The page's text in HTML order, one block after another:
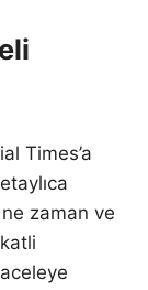
Times’a
zaman ve